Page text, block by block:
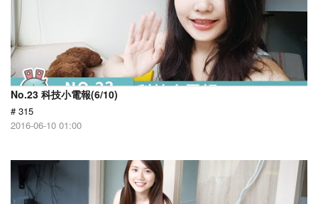
No.23 科技小電報(6/10)
# 315
2016-06-10 01:00